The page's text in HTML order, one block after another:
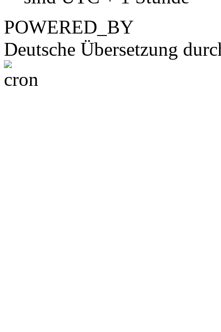
POWERED_BY
Deutsche Übersetzung